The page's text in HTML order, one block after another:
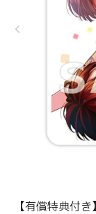
【有償特典付